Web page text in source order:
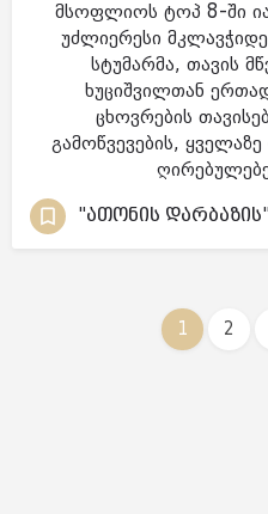
მსოფლიოს ტოპ 8-ში
უძლიერესი
სტუმარმა, თავის
ხუციშვილთან
ცხოვრების
გამოწვევების,
"ათონის
1 2